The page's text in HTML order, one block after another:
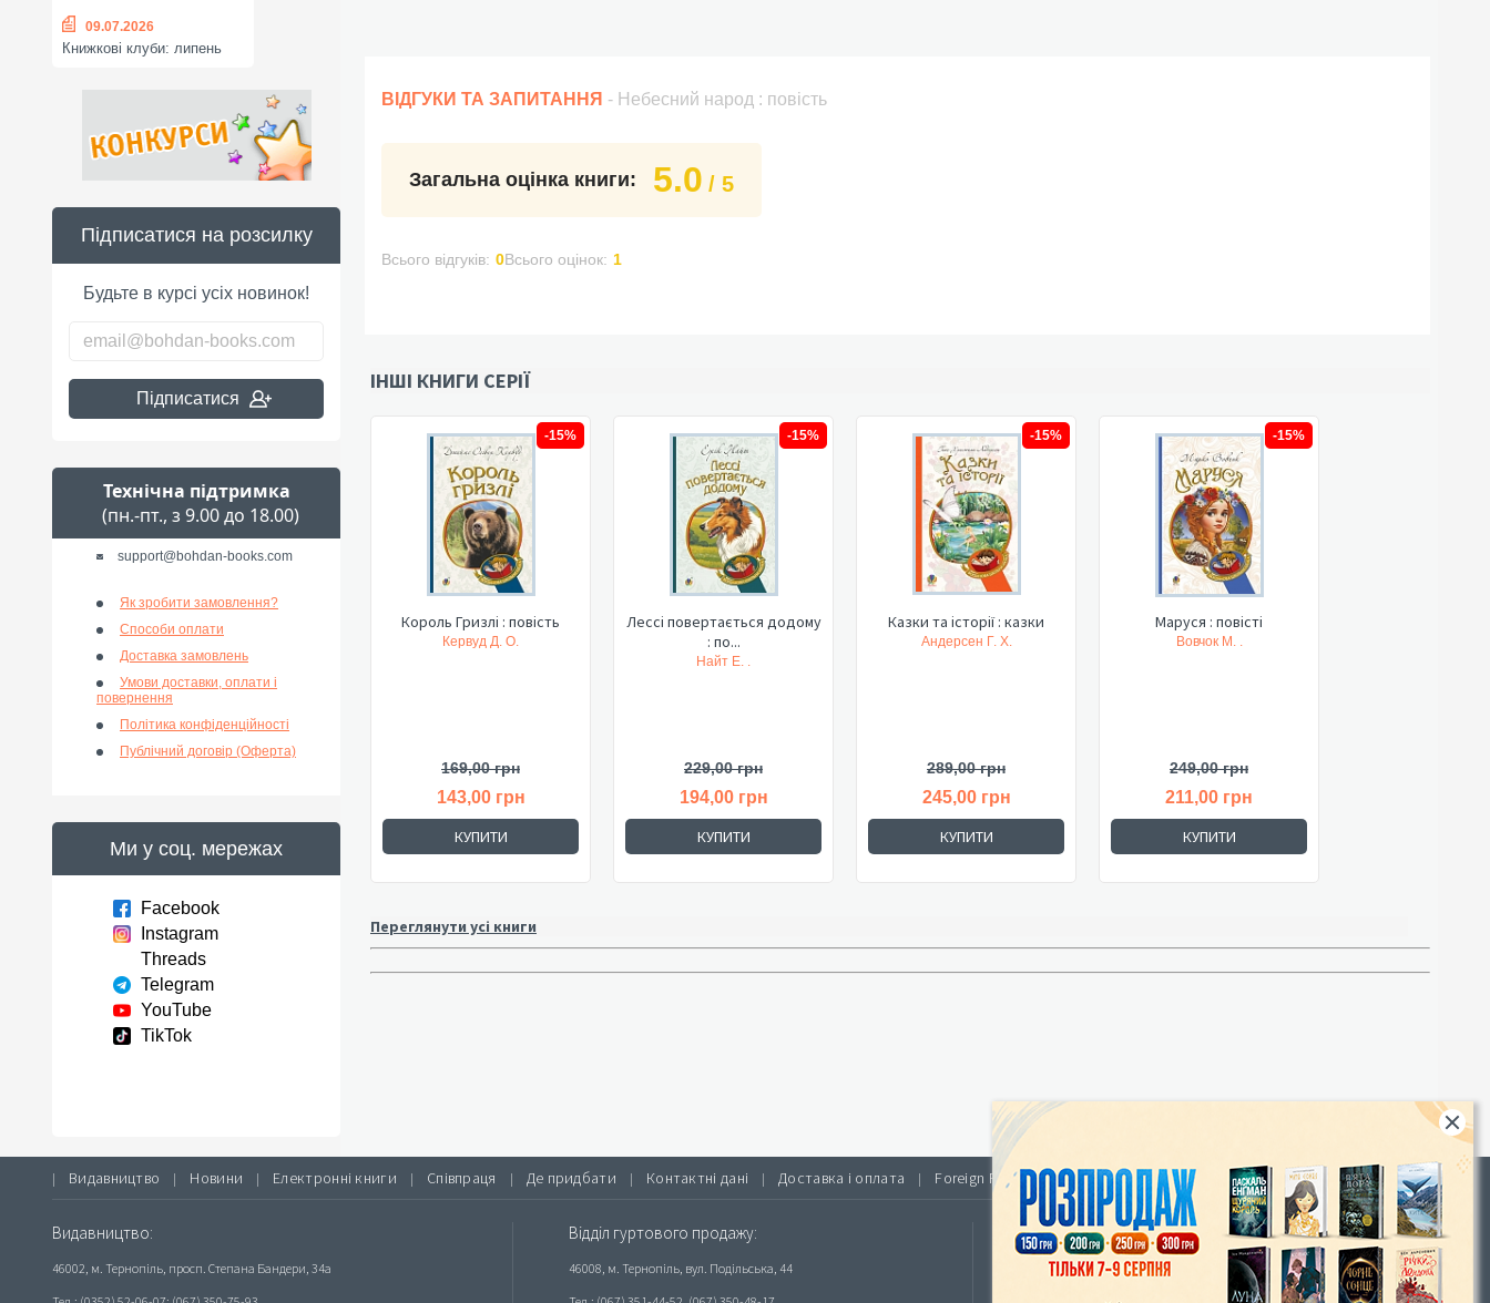
09.07.2026
Книжкові клуби: липень
Підписатися на розсилку
Будьте в курсі усіх новинок!
Підписатися
Технічна підтримка
(пн.-пт., з 9.00 до 18.00)
support@bohdan-books.com
Як зробити замовлення?
Способи оплати
Доставка замовлень
Умови доставки, оплати і
повернення
Політика конфіденційності
Публічний договір (Оферта)
Ми у соц. мережах
Facebook
Instagram
Threads
Telegram
YouTube
TikTok
ВІДГУКИ ТА ЗАПИТАННЯ - Небесний народ : повість
Загальна оцінка книги: 5.0 / 5
Всього відгуків: 0Всього оцінок: 1
ІНШІ КНИГИ СЕРІЇ
-15%
Король Гризлі : повість
Кервуд Д. О.
169,00 грн
143,00 грн
КУПИТИ
-15%
Лессі повертається додому
: по...
Найт Е. .
229,00 грн
194,00 грн
КУПИТИ
-15%
Казки та історії : казки
Андерсен Г. Х.
289,00 грн
245,00 грн
КУПИТИ
-15%
Маруся : повісті
Вовчок М. .
249,00 грн
211,00 грн
КУПИТИ
Переглянути усі книги
| Видавництво | Новини | Електронні книги | Співпраця | Де придбати | Контактні дані | Доставка і оплата | Foreign Rights |
Видавництво:
46002, м. Тернопіль, просп. Степана Бандери, 34а
Відділ гуртового продажу:
46008, м. Тернопіль, вул. Подільська, 44
Інтернет-магазин «Видавництво Богдан»:
46018, м. Тернопіль, А/С 529